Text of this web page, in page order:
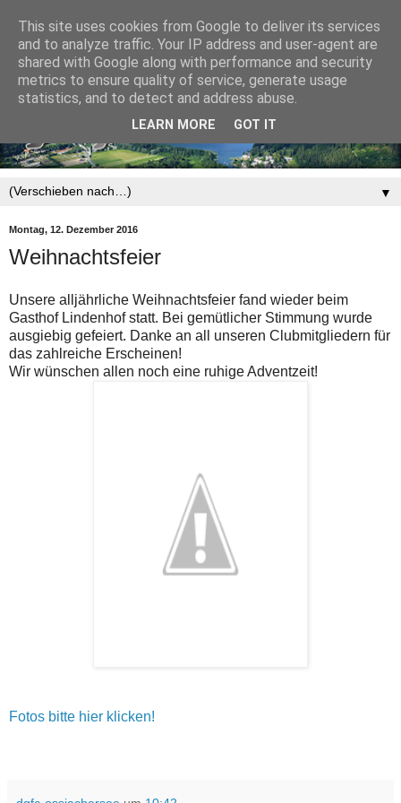
▼
Montag, 12. Dezember 2016
Weihnachtsfeier
Unsere alljährliche Weihnachtsfeier fand wieder beim
Gasthof Lindenhof statt. Bei gemütlicher Stimmung wurde
ausgiebig gefeiert. Danke an all unseren Clubmitgliedern für
das zahlreiche Erscheinen!
Wir wünschen allen noch eine ruhige Adventzeit!
Fotos bitte hier klicken!
This site uses cookies from Google to deliver its services
and to analyze traffic. Your IP address and user-agent are
shared with Google along with performance and security
metrics to ensure quality of service, generate usage
statistics, and to detect and address abuse.
LEARN MORE GOT IT